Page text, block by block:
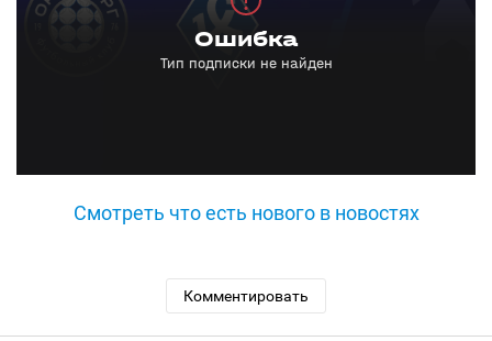
Смотреть что есть нового в новостях
Комментировать